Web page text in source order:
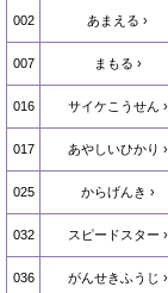
002 あまえる
007 まもる
016 サイケこうせん
017 あやしいひかり
025 からげんき
032 スピードスター
036 がんせきふうじ